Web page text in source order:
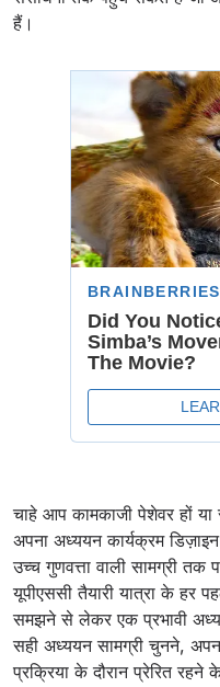
हैं।
चाहे आप कामकाजी पेशेवर हों
अपना अध्ययन कार्यक्रम
उच्च गुणवत्ता वाली सामग्री
यूपीएससी तैयारी यात्रा के हर
समझने से लेकर एक प्रभावी
सही अध्ययन सामग्री चुनने,
प्रक्रिया के दौरान प्रेरित रहने